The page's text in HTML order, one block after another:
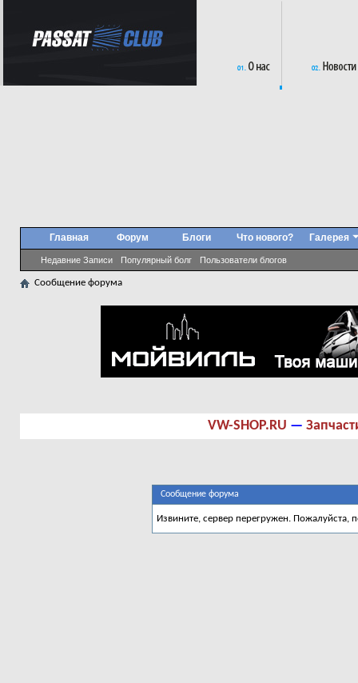
Главная Форум Блоги
Недавние Записи Популярный болг Пользователи блогов
Что нового? Галерея
Сообщение форума
VW-SHOP.RU —
Сообщение форума
Извините, сервер перегружен. Пожалуйста,